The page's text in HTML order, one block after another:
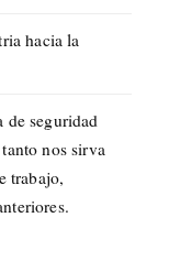
hacia la
seguridad
nos sirva
trabajo,